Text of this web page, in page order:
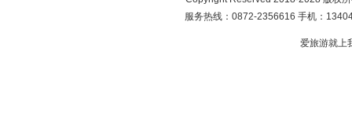
服务热线：0872-2356616 手机：
爱旅游就上